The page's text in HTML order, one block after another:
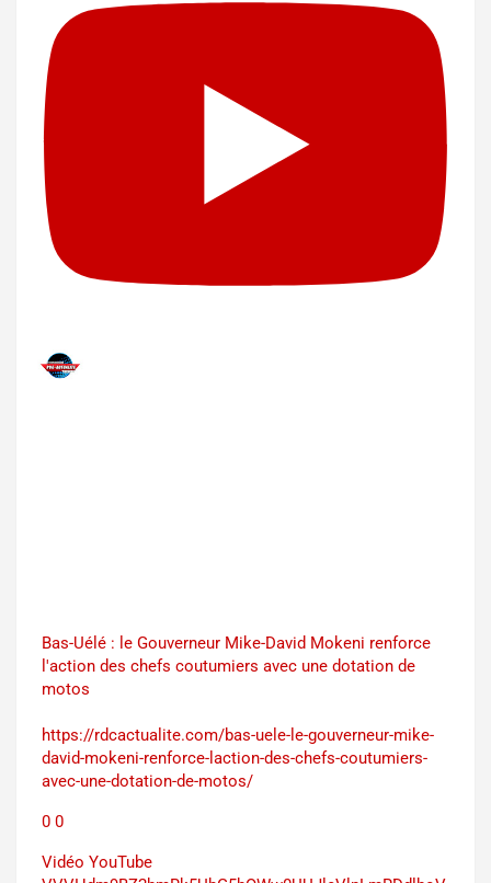
Bas-Uélé : le Gouverneur Mike-David Mokeni renforce
l'action des chefs coutumiers avec une dotation de
motos
https://rdcactualite.com/bas-uele-le-gouverneur-mike-
david-mokeni-renforce-laction-des-chefs-coutumiers-
avec-une-dotation-de-motos/
0 0
Vidéo YouTube